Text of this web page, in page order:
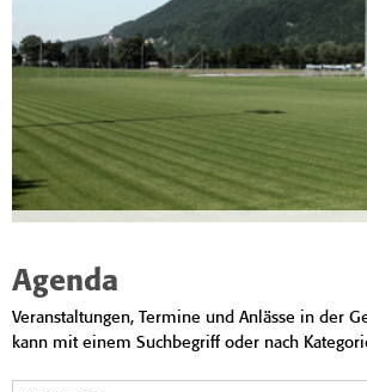
Agenda
Veranstaltungen, Termine und Anlässe in der
kann mit einem Suchbegriff oder nach